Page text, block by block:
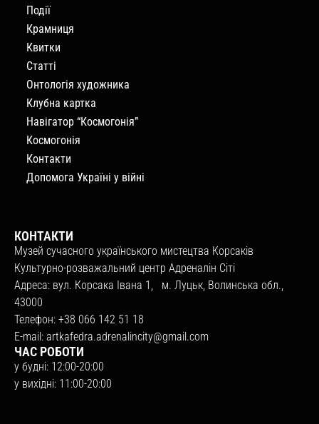
Події
Крамниця
Квитки
Статті
Онтологія художника
Клубна картка
Навігатор “Космогонія”
Космогонія
Контакти
Допомога Україні у війні
КОНТАКТИ
Музей сучасного українського мистецтва Корсаків
Культурно-розважальний центр Адреналін Сіті
Адреса: вул. Корсака Івана 1, м. Луцьк, Волинська обл.,
43000
Телефон: +38 066 142 51 18
E-mail: artkafedra.adrenalincity@gmail.com
ЧАС РОБОТИ
у будні: 12:00-20:00
у вихідні: 11:00-20:00